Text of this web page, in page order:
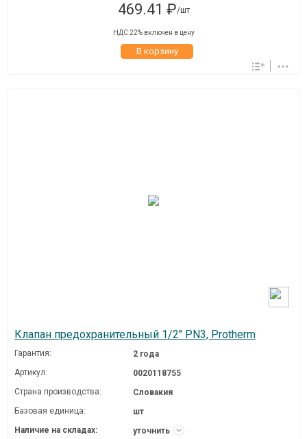
469.41 ₽/шт
НДС 22% включен в цену
В корзину
Клапан предохранительный 1/2" PN3, Protherm
Гарантия:
2 года
Артикул:
0020118755
Страна производства:
Словакия
Базовая единица:
шт
Наличие на складах:
уточнить